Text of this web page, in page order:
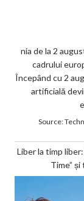
nia de la 2
cadrului
Începând cu 2
artificială
Source:
Liber la timp
Time”